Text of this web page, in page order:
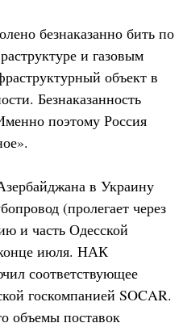
безнаказанно бить по
и газовым
объект в
Безнаказанность
поэтому Россия
в Украину
(пролегает через
и часть Одесской
конце июля. НАК
соответствующее
госкомпанией SOCAR.
объемы поставок